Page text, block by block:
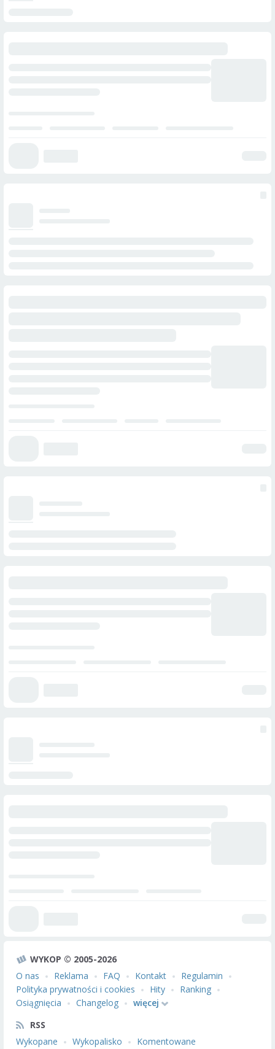
WYKOP © 2005-2026
O nas
Reklama FAQ Kontakt
Regulamin
Polityka prywatności i cookies
Hity
Ranking
Osiągnięcia
Changelog
więcej
RSS
Wykopane
Wykopalisko Komentowane